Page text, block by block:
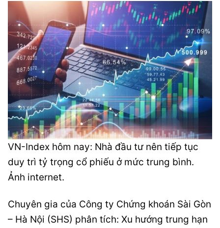
VN-Index hôm nay: Nhà đầu tư nên tiếp tục
duy trì tỷ trọng cổ phiếu ở mức trung bình.
Ảnh internet.
Chuyên gia của Công ty Chứng khoán Sài Gòn
– Hà Nội (SHS) phân tích: Xu hướng trung hạn